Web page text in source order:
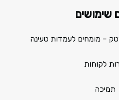
שימושים
– מומחים לעמדות טעינה
לקוחות
תמיכה